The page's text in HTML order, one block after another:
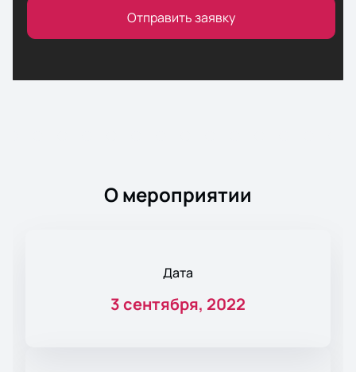
Отправить заявку
О мероприятии
Дата
3 сентября, 2022